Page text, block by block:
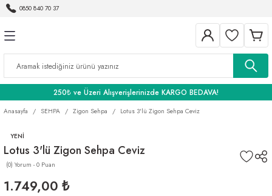
0850 840 70 37
250₺ ve Üzeri Alışverişlerinizde KARGO BEDAVA!
Anasayfa SEHPA Zigon Sehpa Lotus 3'lü Zigon Sehpa Ceviz
YENİ
Lotus 3'lü Zigon Sehpa Ceviz
(0) Yorum - 0 Puan
1.749,00 ₺